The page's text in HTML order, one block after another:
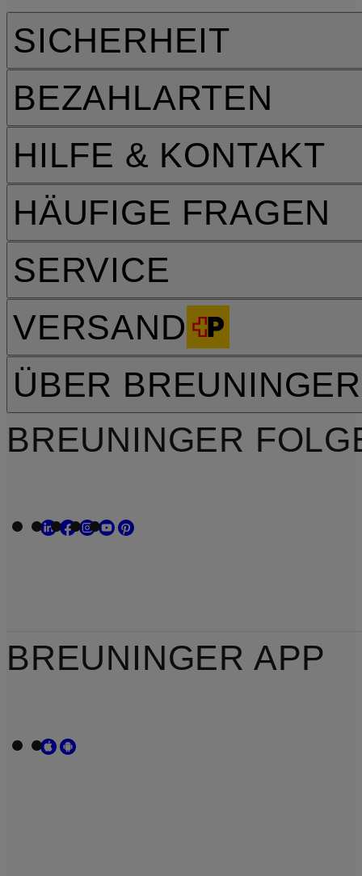
HILFE & KONTAKT
HÄUFIGE FRAGEN
SERVICE
VERSAND
SICHERHEIT
BEZAHLARTEN
ÜBER BREUNINGER
BREUNINGER
BREUNINGER APP